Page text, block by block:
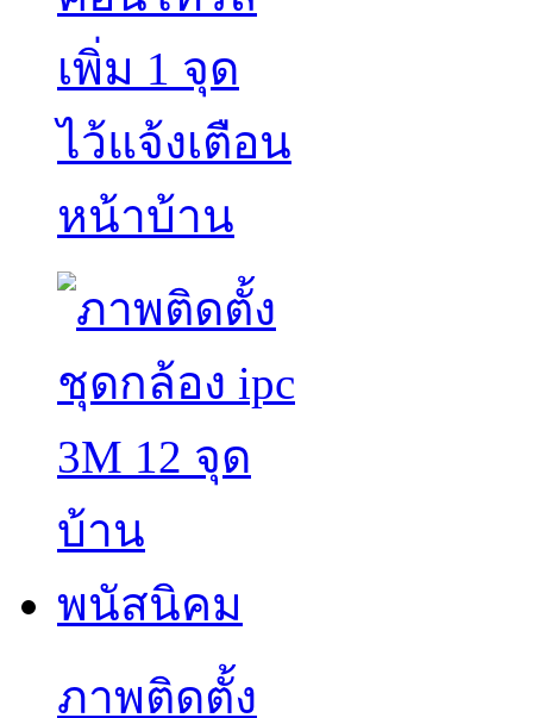
เพิ่ม 1 จุด
ไว้แจ้งเตือน
หน้าบ้าน
ภาพติดตั้ง